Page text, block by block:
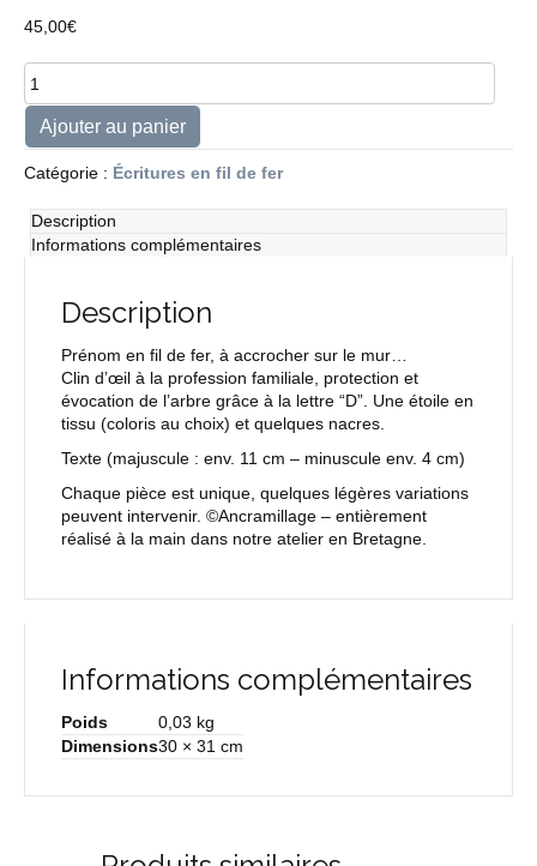
45,00€
quantité
de
Ayden
et
la
maison
Ajouter au panier
Catégorie : Écritures en fil de fer
Description
Informations complémentaires
Description
Prénom en fil de fer, à accrocher sur le mur…
Clin d’œil à la profession familiale, protection et
évocation de l’arbre grâce à la lettre “D”. Une étoile en
tissu (coloris au choix) et quelques nacres.
Texte (majuscule : env. 11 cm – minuscule env. 4 cm)
Chaque pièce est unique, quelques légères variations
peuvent intervenir. ©Ancramillage – entièrement
réalisé à la main dans notre atelier en Bretagne.
Informations complémentaires
Poids
0,03 kg
Dimensions30 × 31 cm